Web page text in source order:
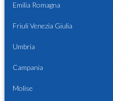
Emilia Romagna
Friuli Venezia Giulia
Umbria
Campania
Molise